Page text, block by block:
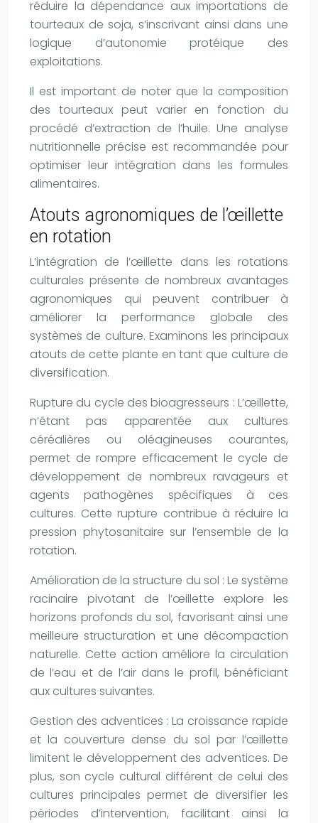
réduire la dépendance aux importations de
tourteaux de soja, s’inscrivant ainsi dans une
logique d’autonomie protéique des
exploitations.
Il est important de noter que la composition
des tourteaux peut varier en fonction du
procédé d’extraction de l’huile. Une analyse
nutritionnelle précise est recommandée pour
optimiser leur intégration dans les formules
alimentaires.
Atouts agronomiques de l’œillette
en rotation
L’intégration de l’œillette dans les rotations
culturales présente de nombreux avantages
agronomiques qui peuvent contribuer à
améliorer la performance globale des
systèmes de culture. Examinons les principaux
atouts de cette plante en tant que culture de
diversification.
Rupture du cycle des bioagresseurs : L’œillette,
n’étant pas apparentée aux cultures
céréalières ou oléagineuses courantes,
permet de rompre efficacement le cycle de
développement de nombreux ravageurs et
agents pathogènes spécifiques à ces
cultures. Cette rupture contribue à réduire la
pression phytosanitaire sur l’ensemble de la
rotation.
Amélioration de la structure du sol : Le système
racinaire pivotant de l’œillette explore les
horizons profonds du sol, favorisant ainsi une
meilleure structuration et une décompaction
naturelle. Cette action améliore la circulation
de l’eau et de l’air dans le profil, bénéficiant
aux cultures suivantes.
Gestion des adventices : La croissance rapide
et la couverture dense du sol par l’œillette
limitent le développement des adventices. De
plus, son cycle cultural différent de celui des
cultures principales permet de diversifier les
périodes d’intervention, facilitant ainsi la